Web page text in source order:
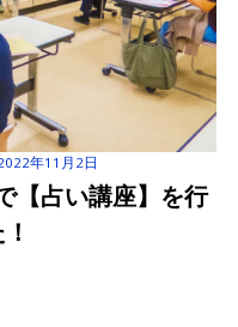
年11月2日
【占い講座】を行